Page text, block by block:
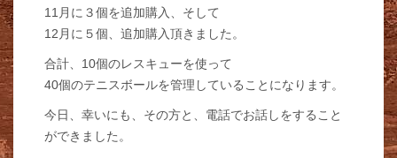
11月に３個を追加購入、そして
12月に５個、追加購入頂きました。
合計、10個のレスキューを使って
40個のテニスボールを管理していることになります。
今日、幸いにも、その方と、電話でお話しをすること
ができました。